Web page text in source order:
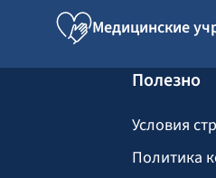
Медицинские
Полезно
Условия
Политика